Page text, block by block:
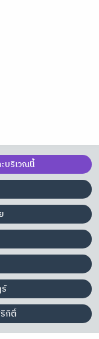
บริเวณนี้
กิติ์